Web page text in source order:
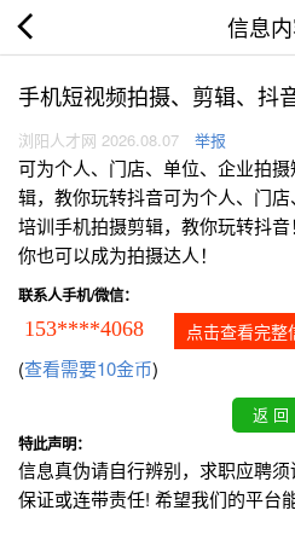
信息
手机短视频拍摄、剪辑、抖
浏阳人才网 2026.08.07 举报
可为个人、门店、单位、企业拍
辑，教你玩转抖音可为个人、门店
培训手机拍摄剪辑，教你玩转抖音
你也可以成为拍摄达人！
联系人手机/微信：
153****4068 点击查看完整
(查看需要10金币)
特此声明：
信息真伪请自行辨别，求职应聘
保证或连带责任! 希望我们的平台